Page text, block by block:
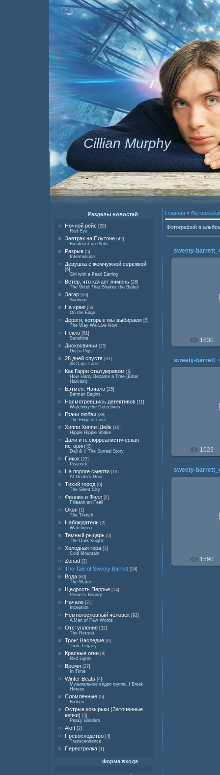
Cillian Murphy
Разделы новостей
Ночной рейс [28]
Red Eye
Завтрак на Плутоне [42]
Breakfast on Pluto
Разрыв [5]
Intermission
Девушка с жемчужной сережкой
[6]
Girl with a Pearl Earring
Ветер, что качает ячмень [26]
The Wind That Shakes the Barley
Загар [55]
Sunburn
На краю [59]
On the Edge
Дороги, которые мы выбираем [5]
The Way We Live Now
Пекло [61]
Sunshine
Дискосвиньи [25]
Disco Pigs
28 дней спустя [31]
28 Days Later
Как Гарри стал деревом [6]
How Harry Became a Tree (Bitter
Harvest)
Бэтмен. Начало [25]
Batman Begins
Насмотревшись детективов [11]
Watching the Detectives
Грани любви [38]
The Edge of Love
Хиппи Хиппи Шейк [16]
Hippie Hippie Shake
Дали и я: сюрреалистическая
история [0]
Dali & I: The Surreal Story
Пикок [23]
Peacock
На пороге смерти [19]
At Death's Door
Тихий город [6]
The Silent City
Филлин и Филл [4]
Filleann an Feall
Окоп [1]
The Trench
Наблюдатель [2]
Watchmen
Темный рыцарь [0]
The Dark Knight
Холодная гора [3]
Cold Mountain
Zonad [3]
The Tale of Sweety Barrett [34]
Вода [60]
The Water
Щедрость Перрье [14]
Perrier's Bounty
Начало [21]
Inception
Немногословный человек [92]
A Man of Few Words
Отступление [32]
The Retreat
Трон: Наследие [0]
Tron: Legacy
Красные огни [9]
Red Lights
Время [27]
In Time
Winter Beats [4]
Музыкальное видео группы I Break
Horses
Сломленные [5]
Broken
Острые козырьки (Заточенные
кепки) [5]
Peaky Blinders
Aloft [2]
Превосходство [4]
Transcendence
Перестрелка [1]
Форма входа
Главная »
Фотографий в
sweety-
1630
sweety-
1623
sweety-
1590